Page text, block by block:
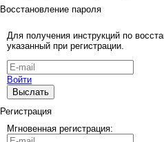
Восстановление пароля
Для получения инструкций по
указанный при регистрации.
Войти
Выслать
Регистрация
Мгновенная регистрация: